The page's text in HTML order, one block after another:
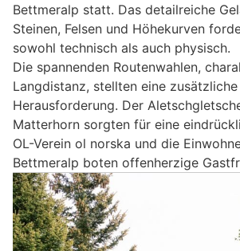
Bettmeralp statt. Das detailreiche
Steinen, Felsen und Höhekurven
sowohl technisch als auch physisch.
Die spannenden Routenwahlen,
Langdistanz, stellten eine zusätzliche
Herausforderung. Der
Matterhorn sorgten für eine
OL-Verein ol norska und die
Bettmeralp boten offenherzige